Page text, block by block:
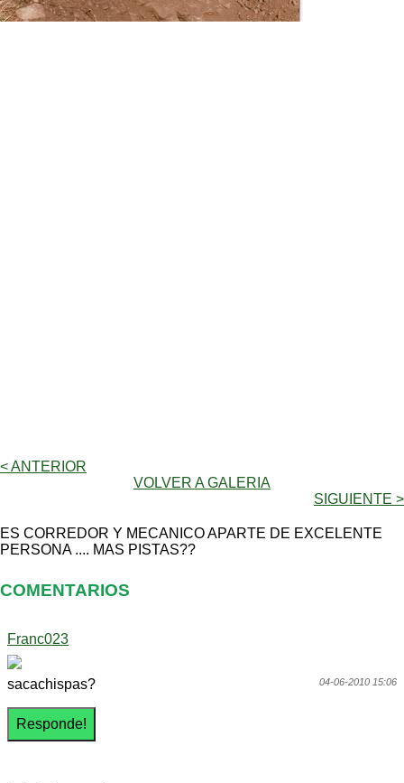
< ANTERIOR
VOLVER A GALERIA
SIGUIENTE >
ES CORREDOR Y MECANICO APARTE DE EXCELENTE
PERSONA .... MAS PISTAS??
COMENTARIOS
Franc023
04-06-2010 15:06
sacachispas?